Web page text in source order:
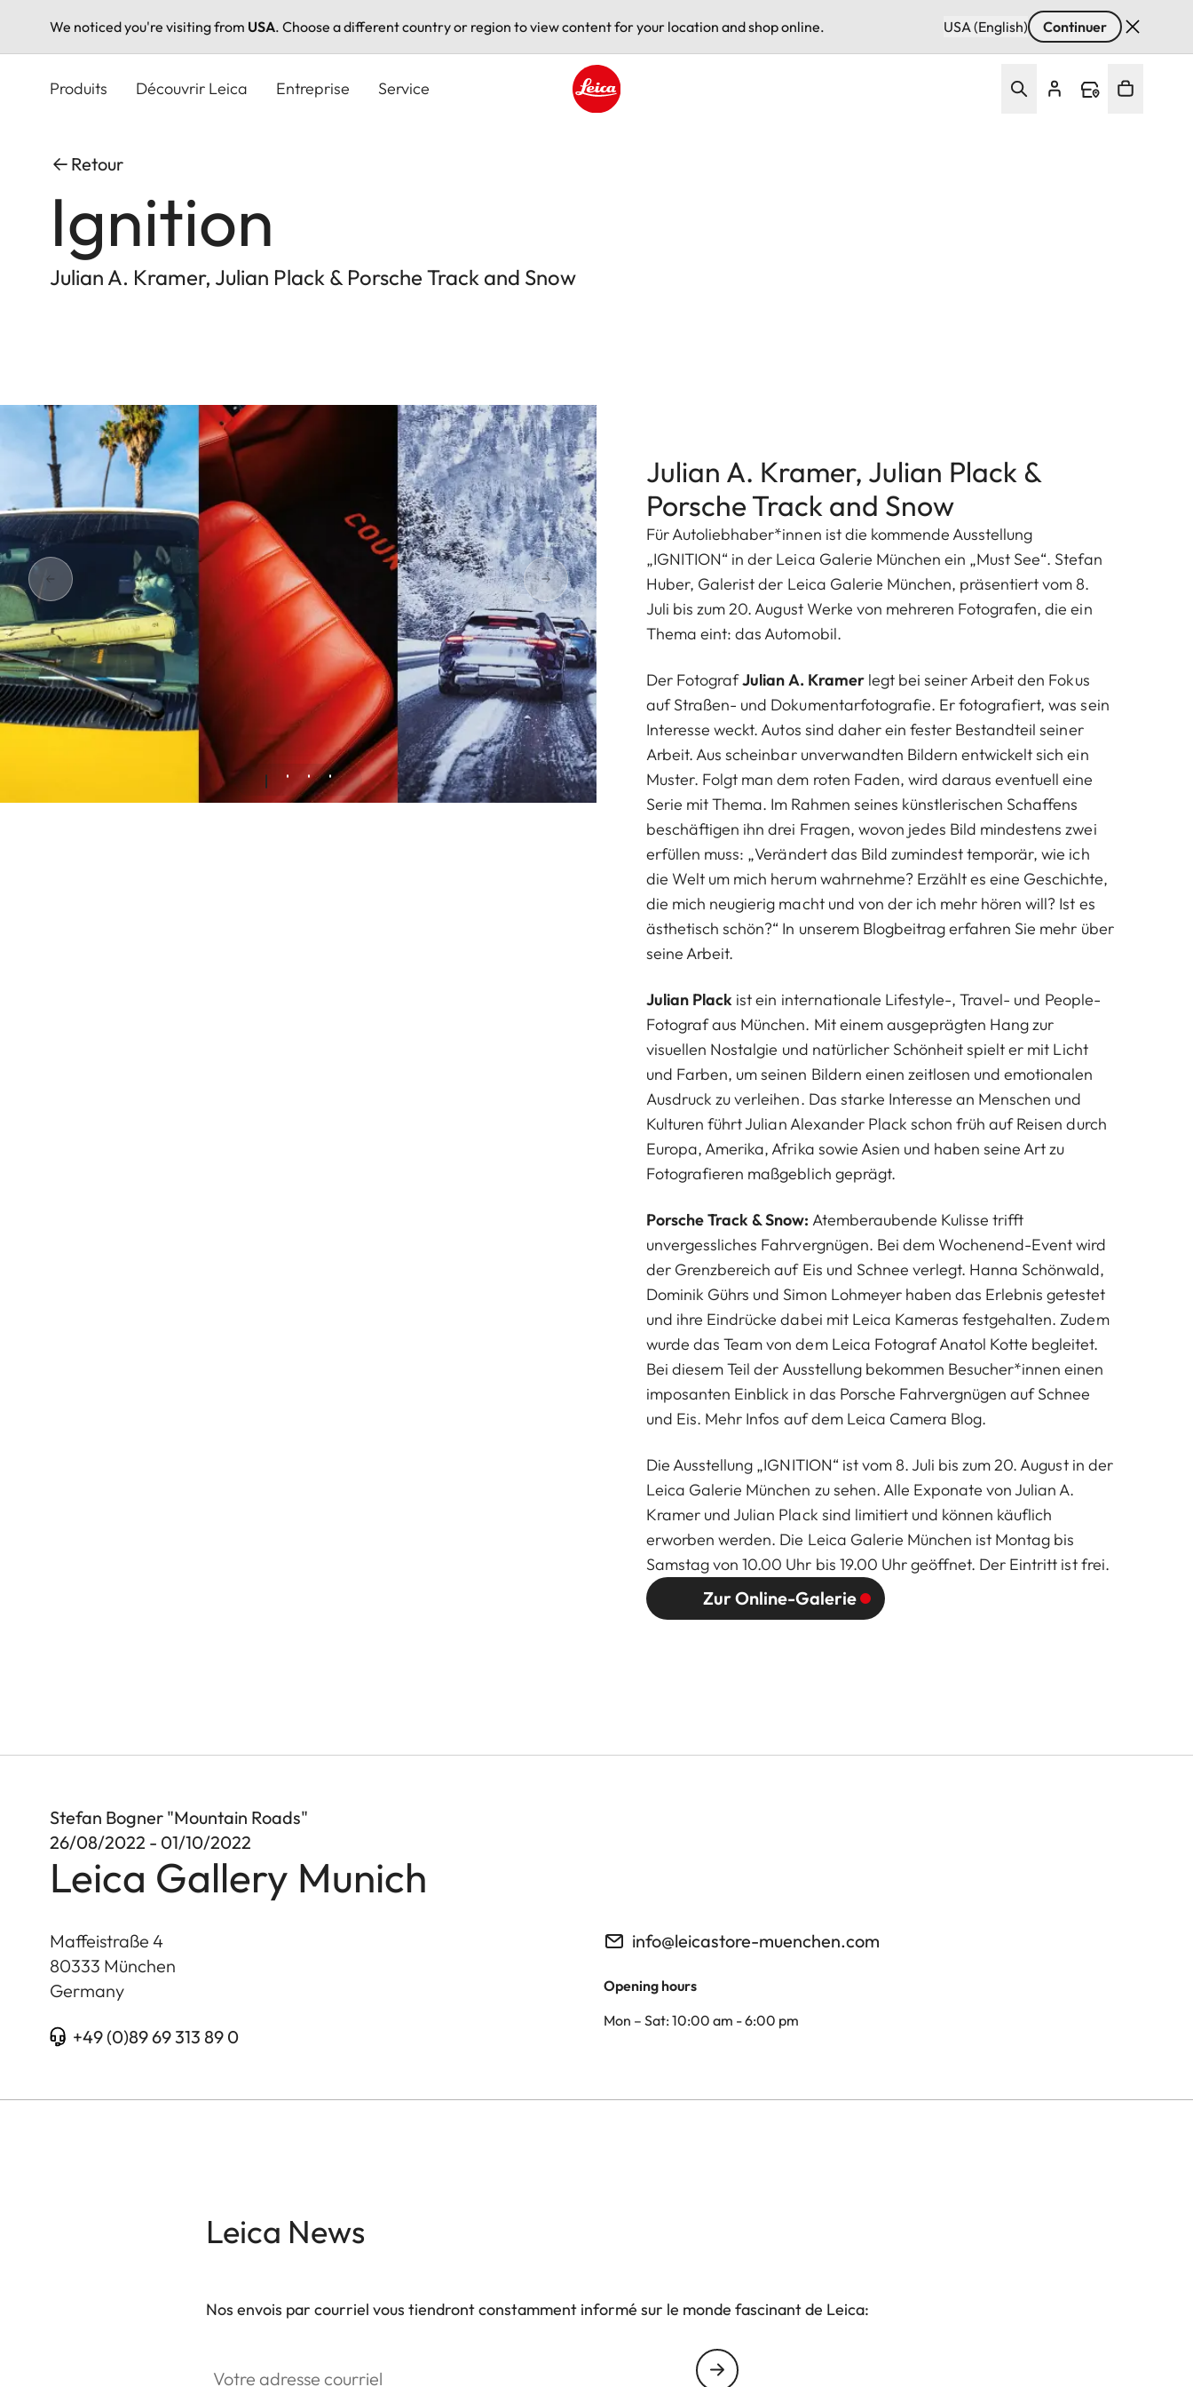
We noticed you're visiting from USA. Choose a different country or region to view content for your location and shop online. USA (English) Continuer
Produits Découvrir Leica Entreprise Service
Retour
Ignition
Julian A. Kramer, Julian Plack & Porsche Track and Snow
Julian A. Kramer, Julian Plack &
Porsche Track and Snow
Für Autoliebhaber*innen ist die kommende Ausstellung
„IGNITION“ in der Leica Galerie München ein „Must See“. Stefan
Huber, Galerist der Leica Galerie München, präsentiert vom 8.
Juli bis zum 20. August Werke von mehreren Fotografen, die ein
Thema eint: das Automobil.
Der FotografJulian A. Kramer legt bei seiner Arbeit den Fokus
auf Straßen- und Dokumentarfotografie. Er fotografiert, was sein
Interesse weckt. Autos sind daher ein fester Bestandteil seiner
Arbeit. Aus scheinbar unverwandten Bildern entwickelt sich ein
Muster. Folgt man dem roten Faden, wird daraus eventuell eine
Serie mit Thema. Im Rahmen seines künstlerischen Schaffens
beschäftigen ihn drei Fragen, wovon jedes Bild mindestens zwei
erfüllen muss: „Verändert das Bild zumindest temporär, wie ich
die Welt um mich herum wahrnehme? Erzählt es eine Geschichte,
die mich neugierig macht und von der ich mehr hören will? Ist es
ästhetisch schön?“ In unserem Blogbeitragerfahren Sie mehr über
seine Arbeit.
Julian Plack ist ein internationale Lifestyle-, Travel- und People-
Fotograf aus München. Mit einem ausgeprägten Hang zur
visuellen Nostalgie und natürlicher Schönheit spielt er mit Licht
und Farben, um seinen Bildern einen zeitlosen und emotionalen
Ausdruck zu verleihen. Das starke Interesse an Menschen und
Kulturen führt Julian Alexander Plack schon früh auf Reisen durch
Europa, Amerika, Afrika sowie Asien und haben seine Art zu
Fotografieren maßgeblich geprägt.
Porsche Track & Snow: Atemberaubende Kulisse trifft
unvergessliches Fahrvergnügen. Bei dem Wochenend-Event wird
der Grenzbereich auf Eis und Schnee verlegt. Hanna Schönwald,
Dominik Gührs und Simon Lohmeyer haben das Erlebnis getestet
und ihre Eindrücke dabei mit Leica Kameras festgehalten. Zudem
wurde das Team von dem Leica Fotograf Anatol Kotte begleitet.
Bei diesem Teil der Ausstellung bekommen Besucher*innen einen
imposanten Einblick in das Porsche Fahrvergnügen auf Schnee
und Eis. Mehr Infos auf dem Leica Camera Blog.
Die Ausstellung „IGNITION“ ist vom 8. Juli bis zum 20. August in der
Leica Galerie München zu sehen. Alle Exponate von Julian A.
Kramer und Julian Plack sind limitiert und können käuflich
erworben werden. Die Leica Galerie München ist Montag bis
Samstag von 10.00 Uhr bis 19.00 Uhr geöffnet. Der Eintritt ist frei.
Zur Online-Galerie
Stefan Bogner "Mountain Roads"
26/08/2022 - 01/10/2022
Leica Gallery Munich
Maffeistraße 4
80333 München
Germany
+49 (0)89 69 313 89 0
info@leicastore-muenchen.com
Opening hours
Mon – Sat: 10:00 am - 6:00 pm
Leica News
Nos envois par courriel vous tiendront constamment informé sur le monde fascinant de Leica: